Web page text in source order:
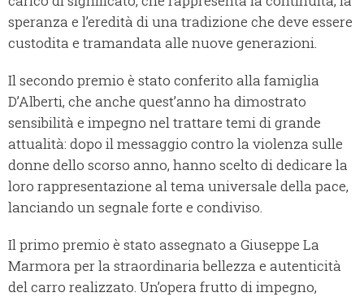
speranza e l’eredità di una tradizione che deve essere
custodita e tramandata alle nuove generazioni.
Il secondo premio è stato conferito alla famiglia
D’Alberti, che anche quest’anno ha dimostrato
sensibilità e impegno nel trattare temi di grande
attualità: dopo il messaggio contro la violenza sulle
donne dello scorso anno, hanno scelto di dedicare la
loro rappresentazione al tema universale della pace,
lanciando un segnale forte e condiviso.
Il primo premio è stato assegnato a Giuseppe La
Marmora per la straordinaria bellezza e autenticità
del carro realizzato. Un’opera frutto di impegno,